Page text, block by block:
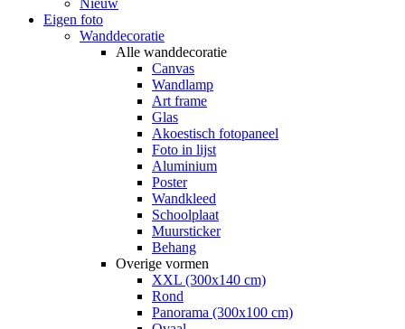
Eigen foto
Wanddecoratie
Alle wanddecoratie
Canvas
Wandlamp
Art frame
Glas
Akoestisch fotopaneel
Foto in lijst
Aluminium
Poster
Wandkleed
Schoolplaat
Muursticker
Behang
Overige vormen
XXL (300x140 cm)
Rond
Panorama (300x100 cm)